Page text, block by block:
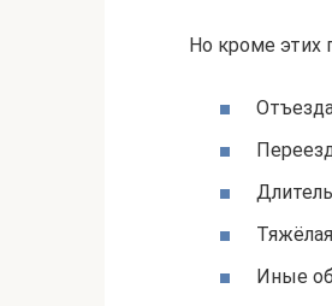
Но кроме этих
Иные